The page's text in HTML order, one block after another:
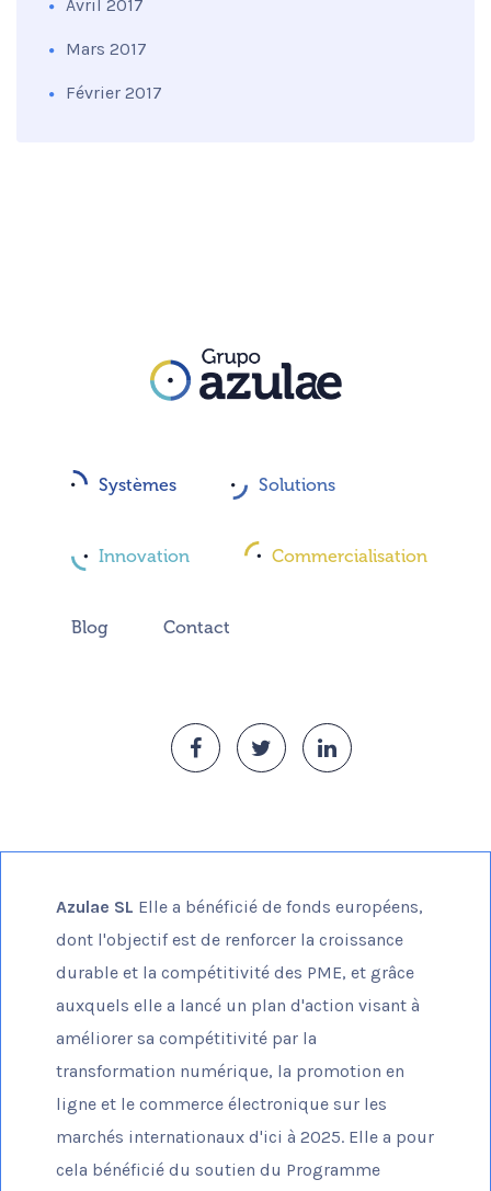
Avril 2017
Mars 2017
Février 2017
Systèmes Solutions
Innovation Commercialisation
Blog Contact
Azulae SL Elle a bénéficié de fonds européens,
dont l'objectif est de renforcer la croissance
durable et la compétitivité des PME, et grâce
auxquels elle a lancé un plan d'action visant à
améliorer sa compétitivité par la
transformation numérique, la promotion en
ligne et le commerce électronique sur les
marchés internationaux d'ici à 2025. Elle a pour
cela bénéficié du soutien du Programme